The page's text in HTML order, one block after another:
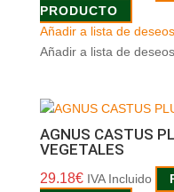
PRODUCTO
Añadir a lista de deseos
Añadir a lista de deseos
AGNUS CASTUS
VEGETALES
29.18€ IVA Incluido